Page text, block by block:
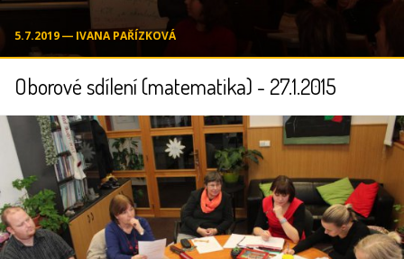
5.7.2019 ― IVANA PAŘÍZKOVÁ
Oborové sdílení (matematika) - 27.1.2015